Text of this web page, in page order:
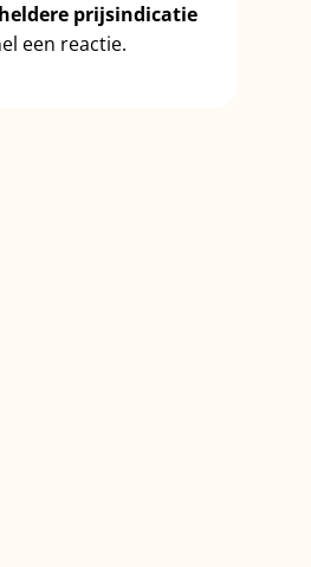
heldere prijsindicatie
een reactie.